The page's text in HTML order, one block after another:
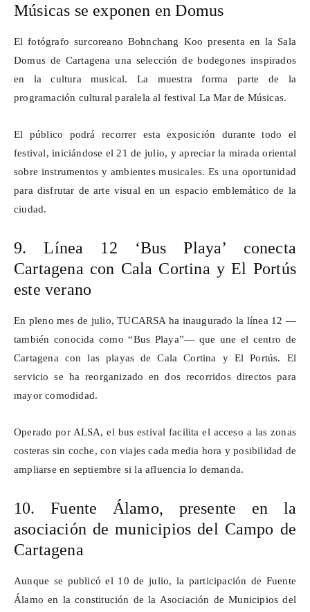
Músicas se exponen enDomus
El fotógrafo surcoreano Bohnchang Koo presenta en la Sala
Domus de Cartagena una selección de bodegones inspirados
en la cultura musical. La muestra forma parte de la
programación cultural paralela al festival La Mar de Músicas.
El público podrá recorrer esta exposición durante todo el
festival, iniciándose el 21 de julio, y apreciar la mirada oriental
sobre instrumentos y ambientes musicales. Es una oportunidad
para disfrutar de arte visual en un espacio emblemático de la
ciudad.
9. Línea 12 ‘Bus Playa’ conecta
Cartagena con Cala Cortina y El Portús
este verano
En pleno mes de julio, TUCARSA ha inaugurado la línea 12 —
también conocida como “Bus Playa”— que une el centro de
Cartagena con las playas de Cala Cortina y ElPortús. El
servicio se ha reorganizado en dos recorridos directos para
mayor comodidad.
Operado por ALSA, el bus estival facilita el acceso a las zonas
costeras sin coche, con viajes cada media hora y posibilidad de
ampliarse en septiembre si la afluencia lo demanda.
10. Fuente Álamo, presente en la
asociación de municipios del Campo de
Cartagena
Aunque se publicó el 10 de julio, la participación de Fuente
Álamo en la constitución de la Asociación de Municipios del